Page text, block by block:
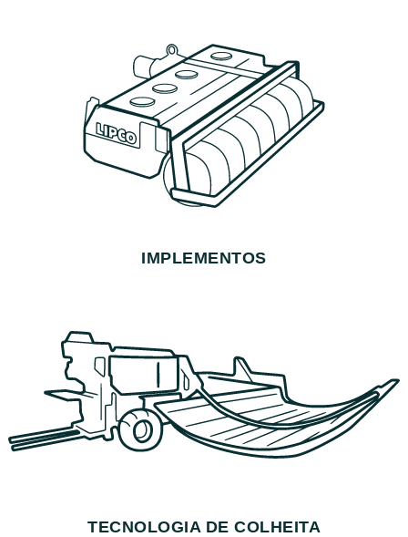
IMPLEMENTOS
TECNOLOGIA DE COLHEITA